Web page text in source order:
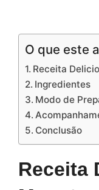
O que este
Receita
Ingredientes
Modo de
Conclusão
Receita